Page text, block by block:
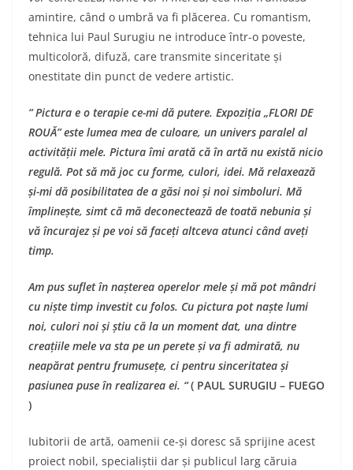
amintire, când o umbră va fi plăcerea. Cu romantism,
tehnica lui Paul Surugiu ne introduce într-o poveste,
multicoloră, difuză, care transmite sinceritate și
onestitate din punct de vedere artistic.
“Pictura e o terapie ce-mi dă putere. Expoziția „FLORI DE
ROUĂ”este lumea mea de culoare, un univers paralel al
activității mele. Pictura îmi arată că în artă nu există nicio
regulă. Pot să mă joc cu forme, culori, idei. Mă relaxează
și-mi dă posibilitatea de a găsi noi și noi simboluri. Mă
împlinește, simt că mă deconectează de toată nebunia și
vă încurajez și pe voi să faceți altceva atunci când aveți
timp.
Am pus suflet în nașterea operelor mele și mă pot mândri
cu niște timp investit cu folos. Cu pictura pot naște lumi
noi, culori noi și știu că la un moment dat, una dintre
creațiile mele va sta pe un perete și va fi admirată, nu
neapărat pentru frumusețe, ci pentru sinceritatea și
pasiunea puse în realizarea ei. “( PAUL SURUGIU – FUEGO
)
Iubitorii de artă, oamenii ce-și doresc să sprijine acest
proiect nobil, specialiștii dar și publicul larg căruia